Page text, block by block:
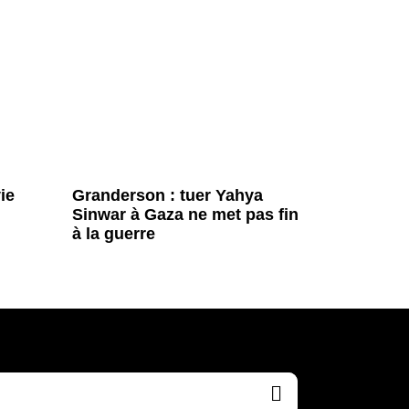
Granderson : tuer Yahya
Sinwar à Gaza ne met pas fin
à la guerre